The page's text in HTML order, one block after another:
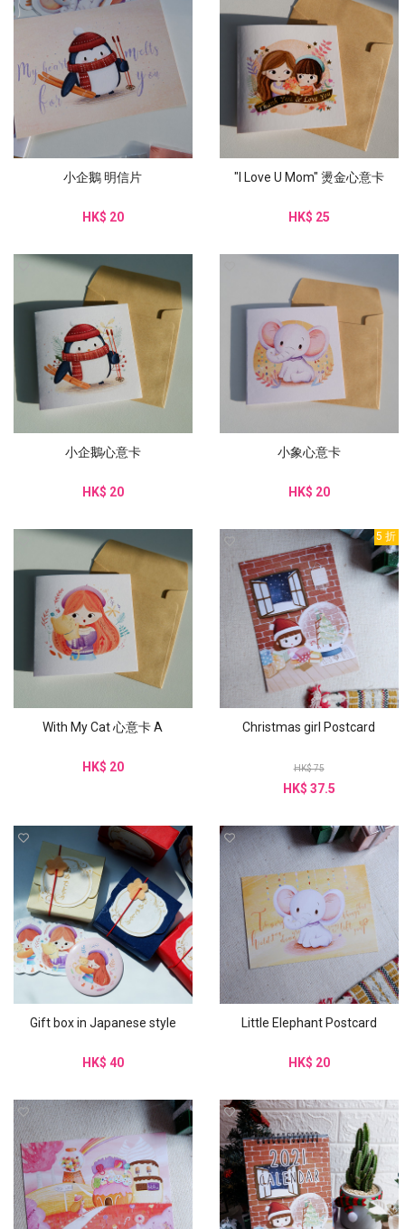
小企鵝 明信片
HK$ 20
"I Love U Mom" 燙金心意卡
HK$ 25
小企鵝心意卡
HK$ 20
小象心意卡
HK$ 20
With My Cat 心意卡 A
HK$ 20
5 折
Christmas girl Postcard
HK$ 75
HK$ 37.5
Gift box in Japanese style
HK$ 40
Little Elephant Postcard
HK$ 20